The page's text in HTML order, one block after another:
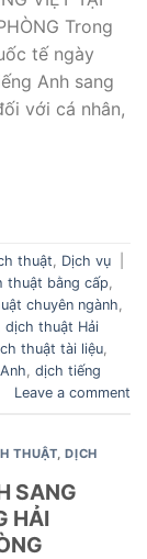
Trong
tế ngày
Anh sang
với cá nhân,
thuật, Dịch vụ
thuật bằng cấp,
chuyên ngành,
dịch thuật Hải
thuật tài liệu,
, dịch tiếng
Leave a comment
THUẬT,DỊCH
SANG
HẢI